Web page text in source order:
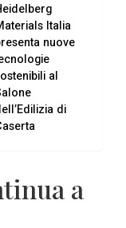
Italia
nuove
al
di
a